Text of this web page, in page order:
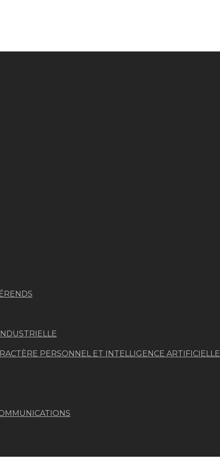
PERSONNEL ET INTELLIGENCE ARTIFICIELLE